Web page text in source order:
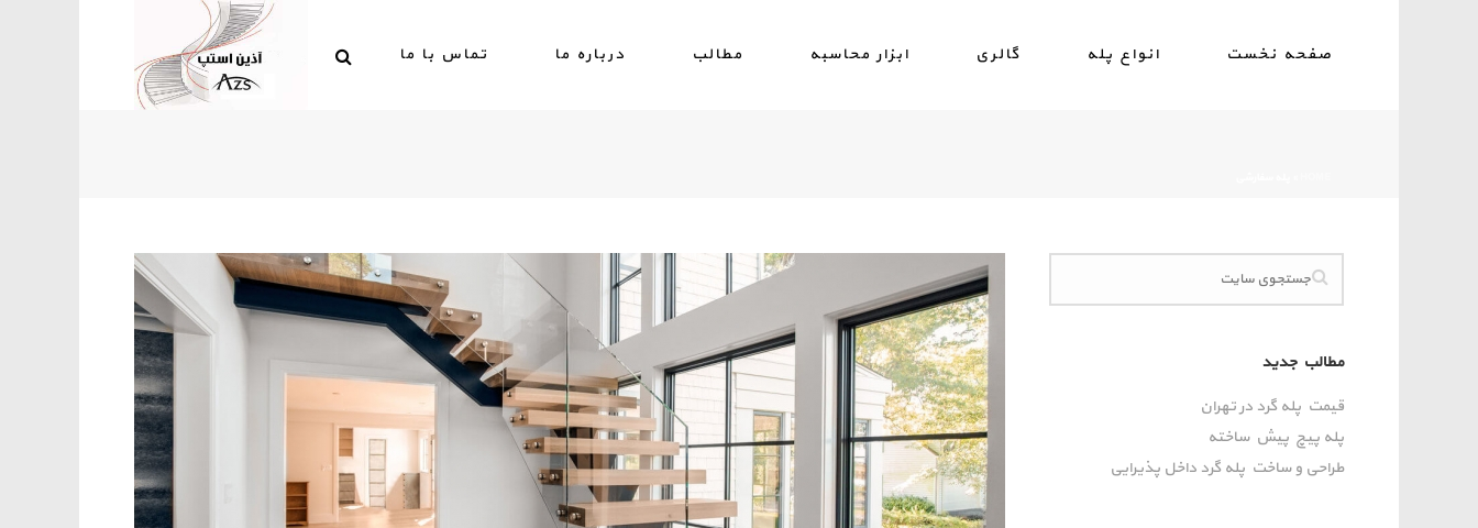
صفحه نخست انواع پله گالری ابزار محاسبه مطالب درباره ما تماس با ما
مطالب جدید
قیمت پله گرد در تهران
پله پیچ پیش‌ ساخته
طراحی و ساخت پله گرد داخل پذیرایی